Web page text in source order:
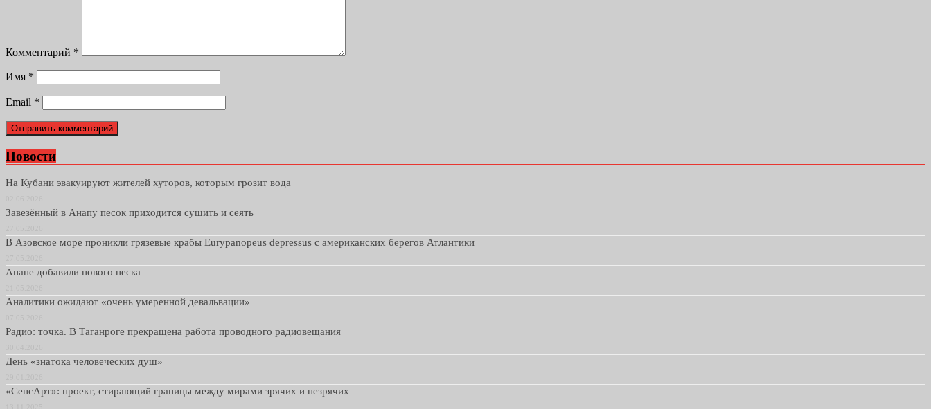
Комментарий *
Имя *
Email *
Новости
На Кубани эвакуируют жителей хуторов, которым грозит вода
Завезённый в Анапу песок приходится сушить и сеять
В Азовское море проникли грязевые крабы Eurypanopeus depressus с американских берегов Атлантики
Анапе добавили нового песка
Аналитики ожидают «очень умеренной девальвации»
Радио: точка. В Таганроге прекращена работа проводного радиовещания
День «знатока человеческих душ»
«СенсАрт»: проект, стирающий границы между мирами зрячих и незрячих